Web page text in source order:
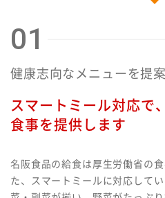
01
健康志向なメニューを提
スマートミール対応で
食事を提供します
名阪食品の給食は厚生労働省の
た、スマートミールに対応して